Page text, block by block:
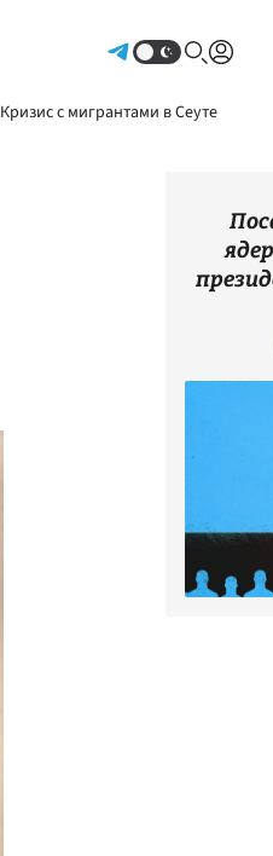
Кризис с мигрантами в Сеуте